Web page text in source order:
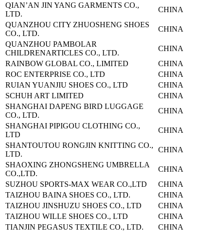
QIAN’AN JIN YANG GARMENTS CO.,
LTD.
CHINA
QUANZHOU CITY ZHUOSHENG SHOES
CO., LTD.
CHINA
QUANZHOU PAMBOLAR
CHILDRENARTICLES CO., LTD.
CHINA
RAINBOW GLOBAL CO., LIMITED
CHINA
ROC ENTERPRISE CO., LTD
CHINA
RUIAN YUANJIU SHOES CO., LTD
CHINA
SCHUH ART LIMITED
CHINA
SHANGHAI DAPENG BIRD LUGGAGE
CO., LTD.
CHINA
SHANGHAI PIPIGOU CLOTHING CO.,
LTD
CHINA
SHANTOUTOU RONGJIN KNITTING CO.,
LTD.
CHINA
SHAOXING ZHONGSHENG UMBRELLA
CO.,LTD.
CHINA
SUZHOU SPORTS-MAX WEAR CO.,LTD
CHINA
TAIZHOU BAINA SHOES CO., LTD.
CHINA
TAIZHOU JINSHUZU SHOES CO., LTD
CHINA
TAIZHOU WILLE SHOES CO., LTD
CHINA
TIANJIN PEGASUS TEXTILE CO., LTD.
CHINA